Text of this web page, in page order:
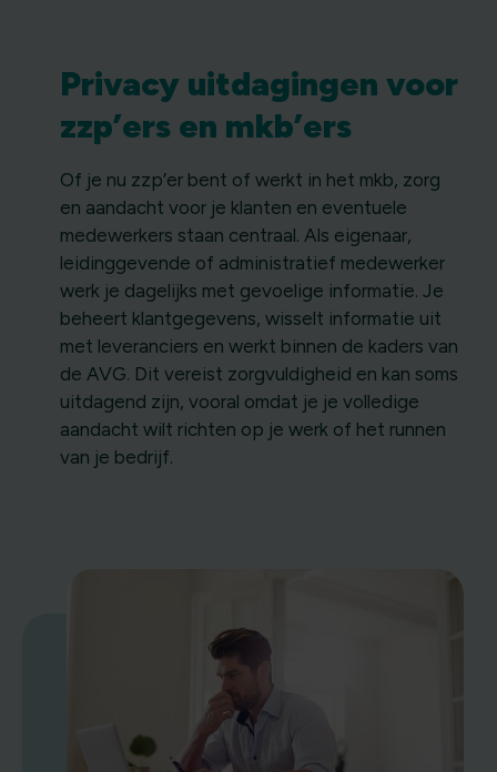
Privacy uitdagingen voor
zzp’ers en mkb’ers
Of je nu zzp’er bent of werkt in het mkb, zorg
en aandacht voor je klanten en eventuele
medewerkers staan centraal. Als eigenaar,
leidinggevende of administratief medewerker
werk je dagelijks met gevoelige informatie. Je
beheert klantgegevens, wisselt informatie uit
met leveranciers en werkt binnen de kaders van
de AVG. Dit vereist zorgvuldigheid en kan soms
uitdagend zijn, vooral omdat je je volledige
aandacht wilt richten op je werk of het runnen
van je bedrijf.